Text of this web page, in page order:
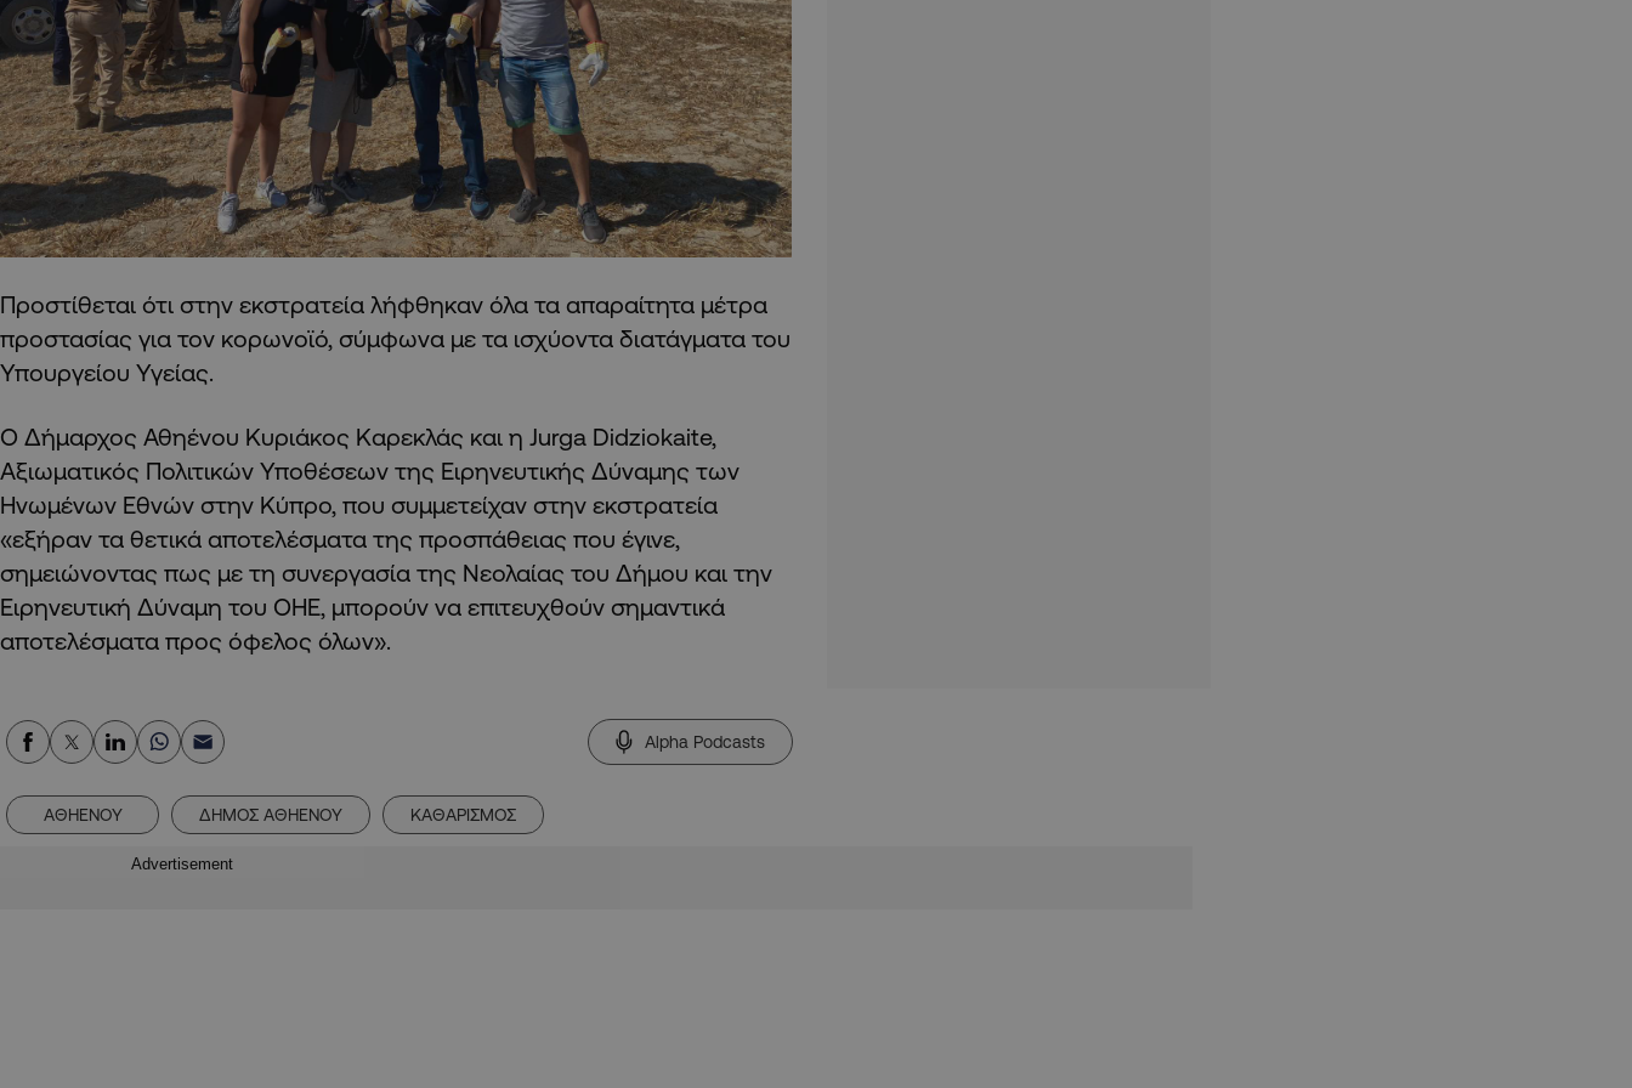
Προστίθεται ότι στην εκστρατεία λήφθηκαν όλα τα απαραίτητα μέτρα
προστασίας για τον κορωνοϊό, σύμφωνα με τα ισχύοντα διατάγματα του
Υπουργείου Υγείας.
Ο Δήμαρχος Αθηένου Κυριάκος Καρεκλάς και η Jurga Didziokaite,
Αξιωματικός Πολιτικών Υποθέσεων της Ειρηνευτικής Δύναμης των
Ηνωμένων Εθνών στην Κύπρο, που συμμετείχαν στην εκστρατεία
«εξήραν τα θετικά αποτελέσματα της προσπάθειας που έγινε,
σημειώνοντας πως με τη συνεργασία της Νεολαίας του Δήμου και την
Ειρηνευτική Δύναμη του ΟΗΕ, μπορούν να επιτευχθούν σημαντικά
αποτελέσματα προς όφελος όλων».
Alpha Podcasts
ΑΘΗΕΝΟΥ ΔΗΜΟΣ ΑΘΗΕΝΟΥ ΚΑΘΑΡΙΣΜΟΣ
Advertisement